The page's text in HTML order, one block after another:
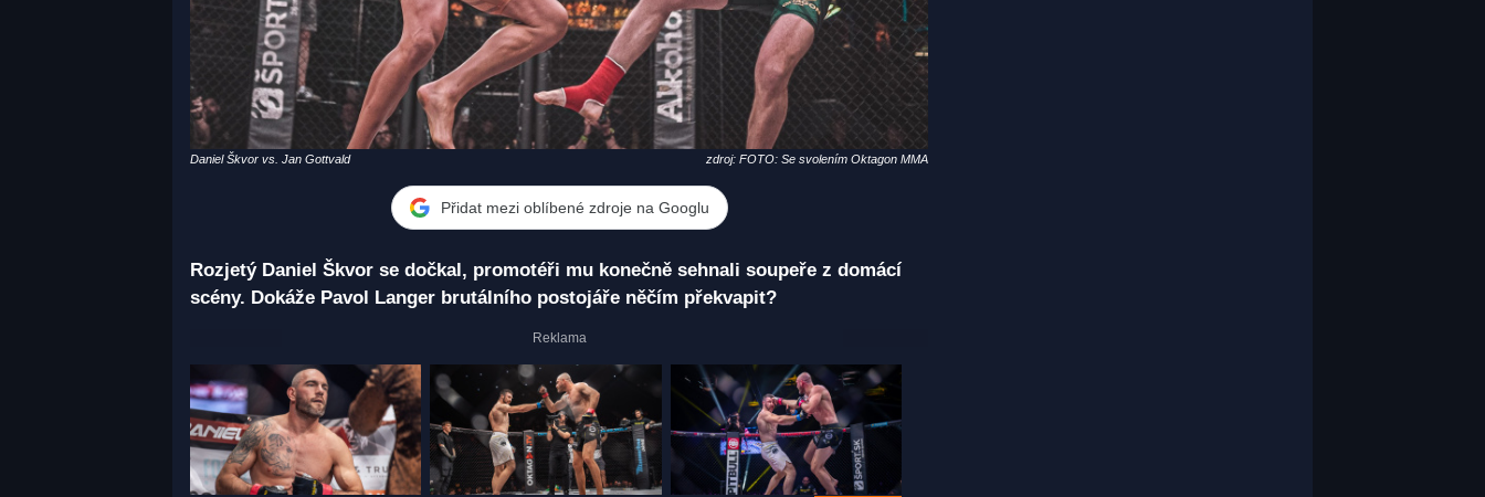
Daniel Škvor vs. Jan Gottvald zdroj: FOTO: Se svolením Oktagon MMA
Přidat mezi oblíbené zdroje na Googlu
Rozjetý Daniel Škvor se dočkal, promotéři mu konečně sehnali soupeře z domácí
scény. Dokáže Pavol Langer brutálního postojáře něčím překvapit?